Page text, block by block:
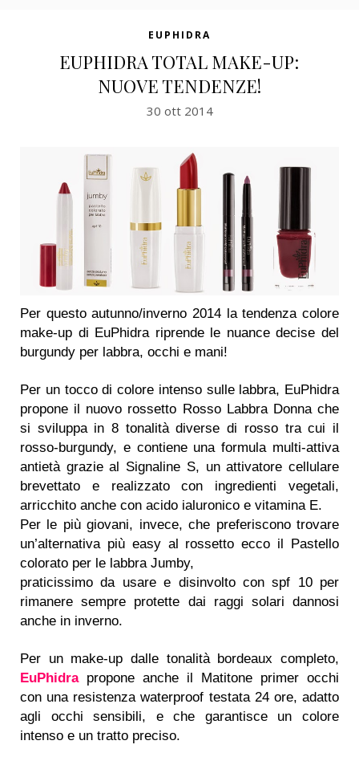
EUPHIDRA
EUPHIDRA TOTAL MAKE-UP:
NUOVE TENDENZE!
30 ott 2014
Per questo autunno/inverno 2014 la tendenza colore
make-up di EuPhidra riprende le nuance decise del
burgundy per labbra, occhi e mani!
Per un tocco di colore intenso sulle labbra, EuPhidra
propone il nuovo rossetto Rosso Labbra Donna che
si sviluppa in 8 tonalità diverse di rosso tra cui il
rosso-burgundy, e contiene una formula multi-attiva
antietà grazie al Signaline S, un attivatore cellulare
brevettato e realizzato con ingredienti vegetali,
arricchito anche con acido ialuronico e vitamina E.
Per le più giovani, invece, che preferiscono trovare
un’alternativa più easy al rossetto ecco il Pastello
colorato per le labbra Jumby,
praticissimo da usare e disinvolto con spf 10 per
rimanere sempre protette dai raggi solari dannosi
anche in inverno.
Per un make-up dalle tonalità bordeaux completo,
EuPhidrapropone anche il Matitone primer occhi
con una resistenza waterproof testata 24 ore, adatto
agli occhi sensibili, e che garantisce un colore
intenso e un tratto preciso.